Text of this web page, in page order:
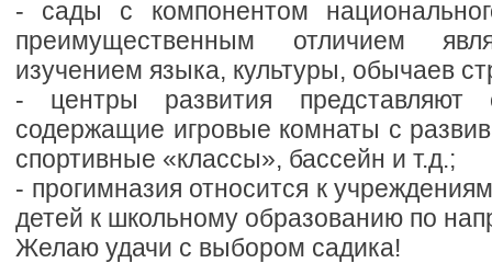
- сады с компонентом
преимущественным отличием
изучением языка, культуры, обычаев
- центры развития представляют
содержащие игровые комнаты с
спортивные «классы», бассейн и т.д.;
- прогимназия относится к
детей к школьному образованию по
Желаю удачи с выбором садика!